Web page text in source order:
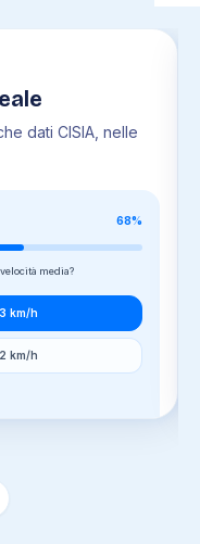
dati CISIA, nelle
68%
media?
km/h
km/h